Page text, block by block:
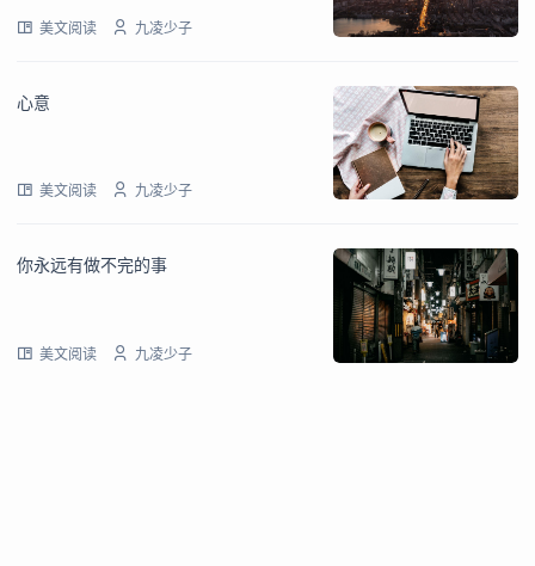
美文阅读 九凌少子
心意
美文阅读 九凌少子
你永远有做不完的事
美文阅读 九凌少子